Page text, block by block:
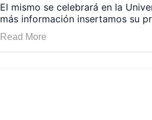
El mismo se celebrará en la
más información insertamos su
Read More